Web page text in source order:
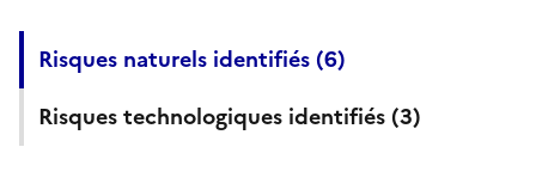
Risques naturels identifiés (6)
Risques technologiques identifiés (3)